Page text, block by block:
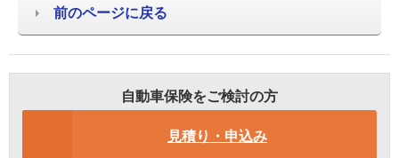
前のページに戻る
自動車保険をご検討の方
見積り・申込み